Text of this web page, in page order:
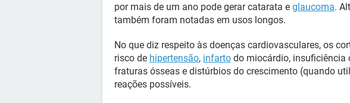
por mais de um ano pode gerar catarata e glaucoma.
também foram notadas em usos longos.
No que diz respeito às doenças cardiovasculares, os
risco de hipertensão, infarto do miocárdio, insuficiência
fraturas ósseas e distúrbios do crescimento (quando
reações possíveis.